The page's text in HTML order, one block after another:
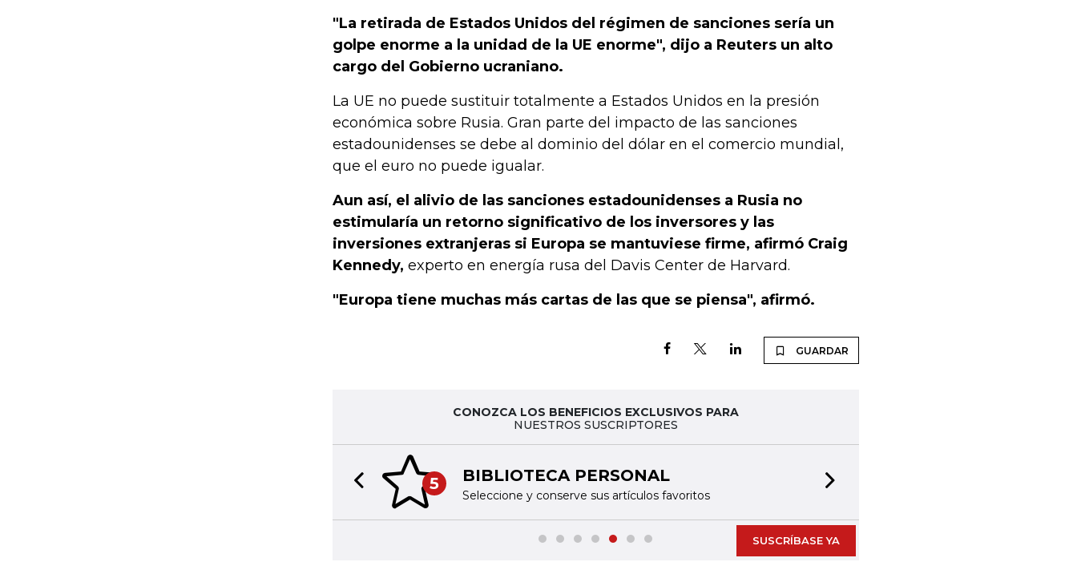
"La retirada de Estados Unidos del régimen de sanciones sería un
golpe enorme a la unidad de la UE enorme", dijo a Reuters un alto
cargo del Gobierno ucraniano.
La UE no puede sustituir totalmente a Estados Unidos en la presión
económica sobre Rusia. Gran parte del impacto de las sanciones
estadounidenses se debe al dominio del dólar en el comercio mundial,
que el euro no puede igualar.
Aun así, el alivio de las sanciones estadounidenses a Rusia no
estimularía un retorno significativo de los inversores y las
inversiones extranjeras si Europa se mantuviese firme, afirmó Craig
Kennedy, experto en energía rusa del Davis Center de Harvard.
"Europa tiene muchas más cartas de las que se piensa", afirmó.
GUARDAR
CONOZCA LOS BENEFICIOS EXCLUSIVOS PARA
NUESTROS SUSCRIPTORES
5 BIBLIOTECA PERSONAL
Seleccione y conserve sus artículos favoritos
Previous slide
SUSCRÍBASE YA